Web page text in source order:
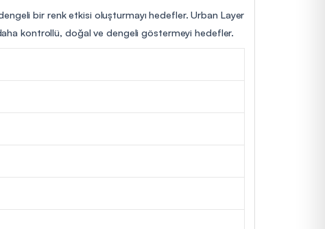
bir renk etkisi oluşturmayı hedefler. Urban Layer
kontrollü, doğal ve dengeli göstermeyi hedefler.